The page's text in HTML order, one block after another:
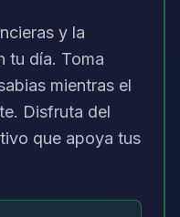
y la
tu día. Toma
mientras el
Disfruta del
que apoya tus